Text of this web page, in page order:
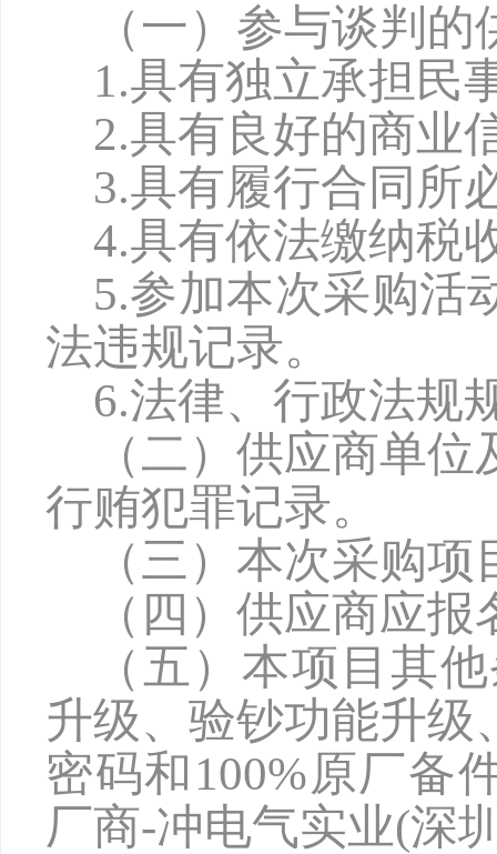
（一）参与谈判
1.具有独立承担民
2.具有良好的商业
3.具有履行合同所
4.具有依法缴纳税
5.参加本次采购活
法违规记录。
6.法律、行政法规
（二）供应商单
行贿犯罪记录。
（三）本次采购
（四）供应商应
（五）本项目其
升级、验钞功能升级
密码和100%原厂备
厂商-冲电气实业(深